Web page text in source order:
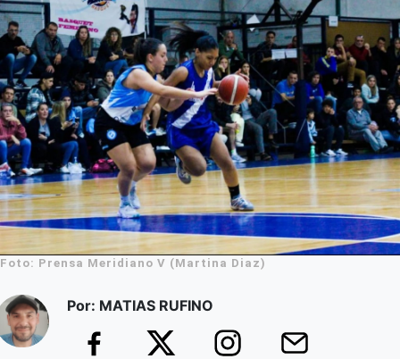
Foto: Prensa Meridiano V (Martina Diaz)
Por: MATIAS RUFINO